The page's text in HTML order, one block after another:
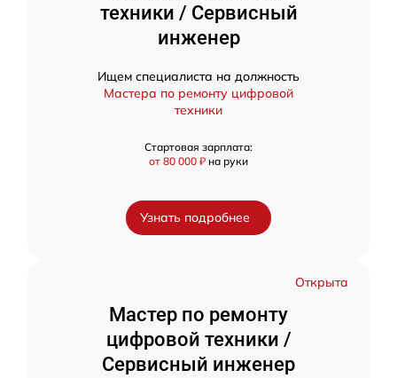
техники / Сервисный
инженер
Ищем специалиста на должность
Мастера по ремонту цифровой
техники
Стартовая зарплата:
от 80 000 ₽ на руки
Узнать подробнее
Открыта
Мастер по ремонту
цифровой техники /
Сервисный инженер